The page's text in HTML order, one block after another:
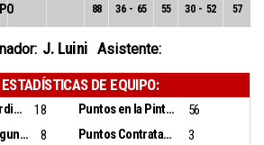
88 36 - 65 55 30 - 52 57
J. Luini Asistente:
ESTADÍSTICAS DE EQUIPO:
Puntos por Pérdidas: 18 Puntos en la Pintura:
56
Puntos de Segunda Oportunidad:
8 Puntos Contrataque:
3